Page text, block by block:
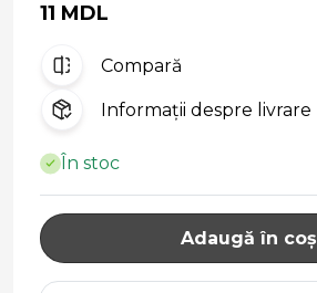
11 MDL
Compară
Informații despre livrare
În stoc
Adaugă în coș